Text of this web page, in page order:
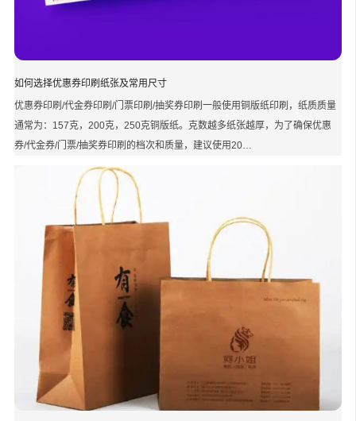
如何选择优惠券印刷纸张及常用尺寸
优惠券印刷/代金券印刷/门票印刷/抽奖券印刷一般使用铜版纸印刷，纸质质量
通常为：157克，200克，250克铜版纸。克数越多纸张越厚，为了确保优惠
券/代金券/门票/抽奖券印刷的档次和质量，建议使用20…